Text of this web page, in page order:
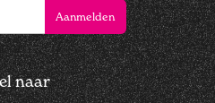
naar